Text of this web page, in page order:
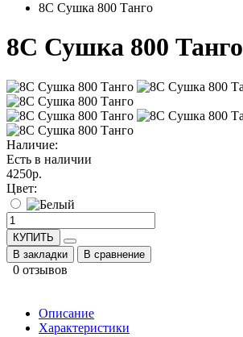
8С Сушка 800 Танго
8С Сушка 800 Танго
Наличие:
Есть в наличии
4250р.
Цвет:
КУПИТЬ
В закладки
В сравнение
0 отзывов
Описание
Характеристики